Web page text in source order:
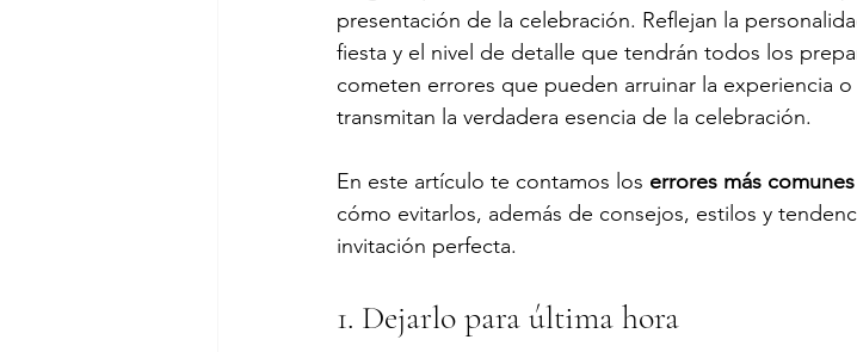
presentación de la celebración. Reflejan la
fiesta y el nivel de detalle que tendrán todos los
cometen errores que pueden arruinar la experiencia
transmitan la verdadera esencia de la celebración.
En este artículo te contamos los errores más
cómo evitarlos, además de consejos, estilos y
invitación perfecta.
1. Dejarlo para última hora